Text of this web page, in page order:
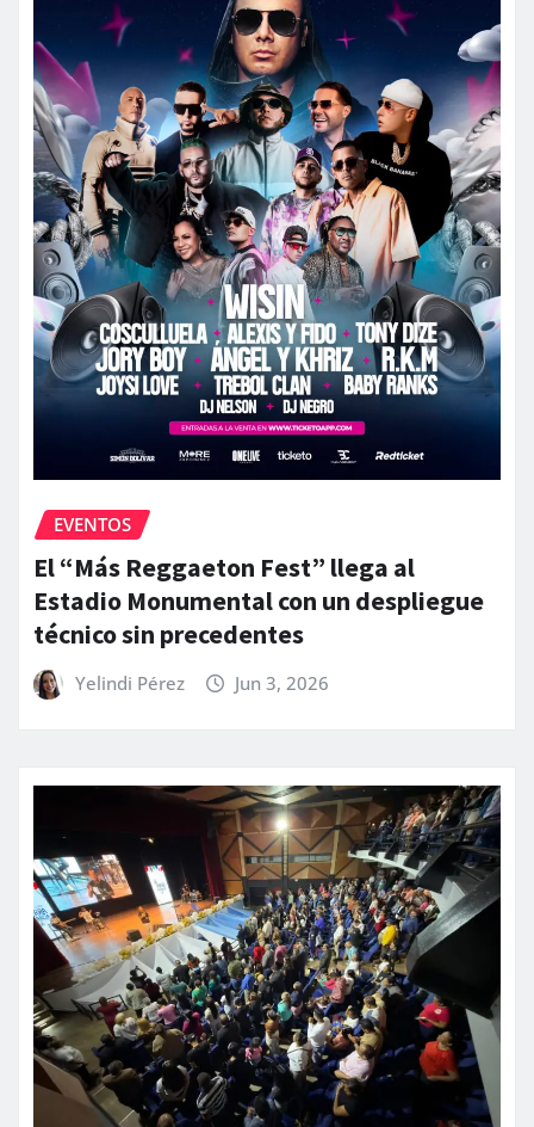
EVENTOS
El “Más Reggaeton Fest” llega al
Estadio Monumental con un despliegue
técnico sin precedentes
Yelindi Pérez Jun 3, 2026